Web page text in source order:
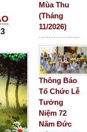
Mùa Thu
(Tháng
11/2026)
Thông Báo
Tổ Chức Lễ
Tưởng
Niệm 72
Năm Đức